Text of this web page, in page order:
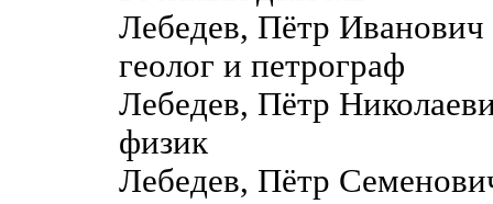
Лебедев, Пётр
геолог и петрограф
Лебедев, Пётр
физик
Лебедев, Пётр